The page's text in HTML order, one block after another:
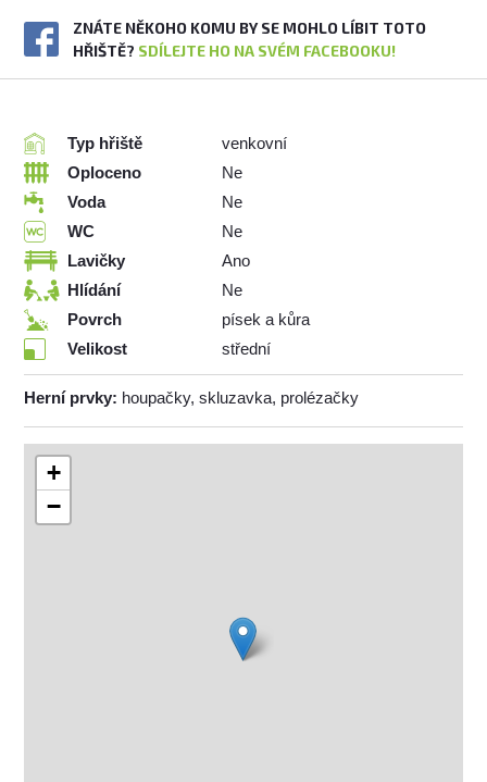
ZNÁTE NĚKOHO KOMU BY SE MOHLO LÍBIT TOTO
HŘIŠTĚ? SDÍLEJTE HO NA SVÉM FACEBOOKU!
Typ hřiště
venkovní
Oploceno
Ne
Voda
Ne
WC
Ne
Lavičky
Ano
Hlídání
Ne
Povrch
písek a kůra
Velikost
střední
Herní prvky: houpačky, skluzavka, prolézačky
+
−